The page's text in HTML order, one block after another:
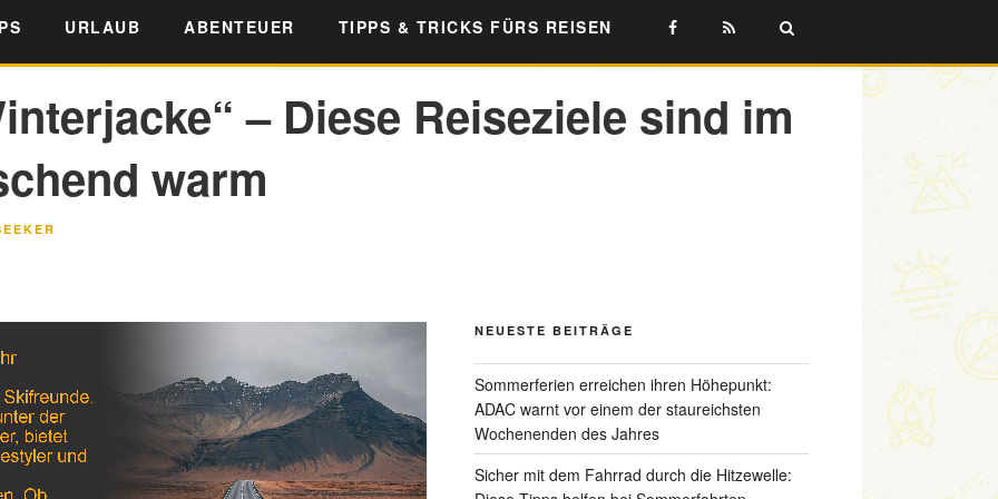
URLAUB ABENTEUER TIPPS & TRICKS FÜRS REISEN
– Diese Reiseziele sind im
warm
NEUESTE BEITRÄGE
Sommerferien erreichen ihren Höhepunkt:
ADAC warnt vor einem der staureichsten
Wochenenden des Jahres
Sicher mit dem Fahrrad durch die Hitzewelle: